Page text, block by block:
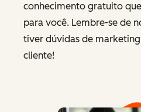
conhecimento gratuito
para você. Lembre-se de
tiver dúvidas de
cliente!